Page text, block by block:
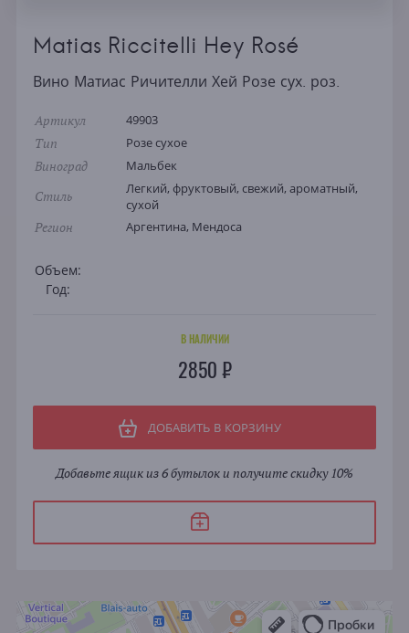
Matias Riccitelli Hey Rosé
Вино Матиас Ричителли Хей Розе сух. роз.
Артикул 49903
Тип Розе сухое
Виноград Мальбек
Стиль
Легкий, фруктовый, свежий, ароматный,
сухой
Регион Аргентина, Мендоса
Объем:
Год:
В НАЛИЧИИ
2850 ₽
ДОБАВИТЬ В КОРЗИНУ
Добавьте ящик из 6 бутылок и получите скидку 10%